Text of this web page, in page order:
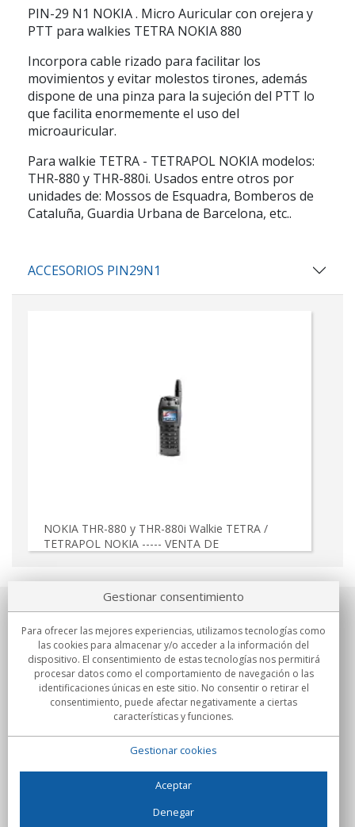
PIN-29 N1 NOKIA. Micro Auricular con orejera y
PTT para walkies TETRA NOKIA 880
Incorpora cable rizado para facilitar los
movimientos y evitar molestos tirones, además
dispone de una pinza para la sujeción del PTT lo
que facilita enormemente el uso del
microauricular.
Para walkie TETRA - TETRAPOL NOKIA modelos:
THR-880 y THR-880i. Usados entre otros por
unidades de: Mossos de Esquadra, Bomberos de
Cataluña, Guardia Urbana de Barcelona, etc..
ACCESORIOS PIN29N1
NOKIA THR-880 y THR-880i Walkie TETRA /
TETRAPOL NOKIA ----- VENTA DE
Sobre nosotros
Compromisos
Compras
Gestionar consentimiento
Para ofrecer las mejores experiencias, utilizamos tecnologías como
las cookies para almacenar y/o acceder a la información del
dispositivo. El consentimiento de estas tecnologías nos permitirá
procesar datos como el comportamiento de navegación o las
identificaciones únicas en este sitio. No consentir o retirar el
consentimiento, puede afectar negativamente a ciertas
características y funciones.
Gestionar cookies
Aceptar
Denegar